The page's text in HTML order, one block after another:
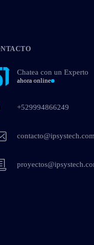
Chatea con un Experto
ahora online
+529994866249